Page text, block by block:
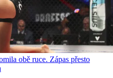
obě ruce. Zápas přesto